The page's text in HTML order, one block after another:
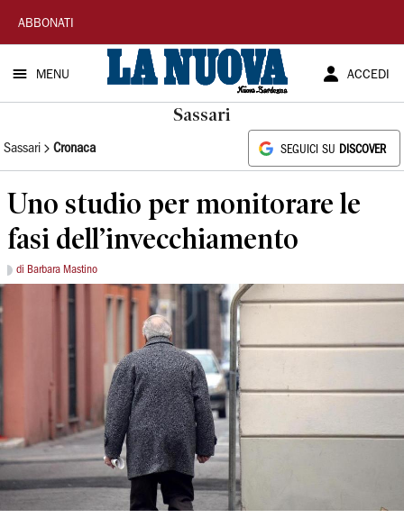
La
Nuova
Sardegna
ABBONATI
MENU ACCEDI
Sassari
Sassari Cronaca SEGUICI SU DISCOVER
Uno studio per monitorare le
fasi dell’invecchiamento
di Barbara Mastino